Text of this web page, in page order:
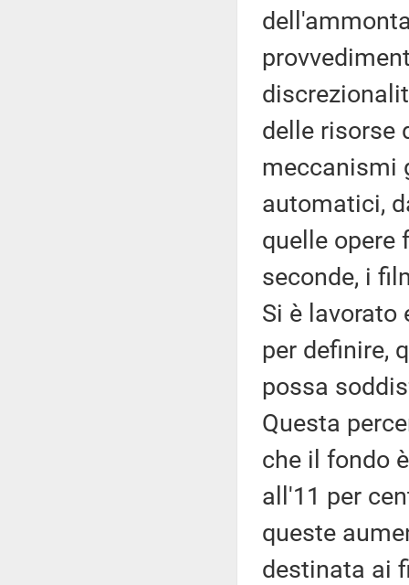
delle risorse
meccanismi
automatici,
quelle opere
seconde, i
Si è
per definire,
possa
Questa
che il fondo
all'11 per
queste
destinata ai